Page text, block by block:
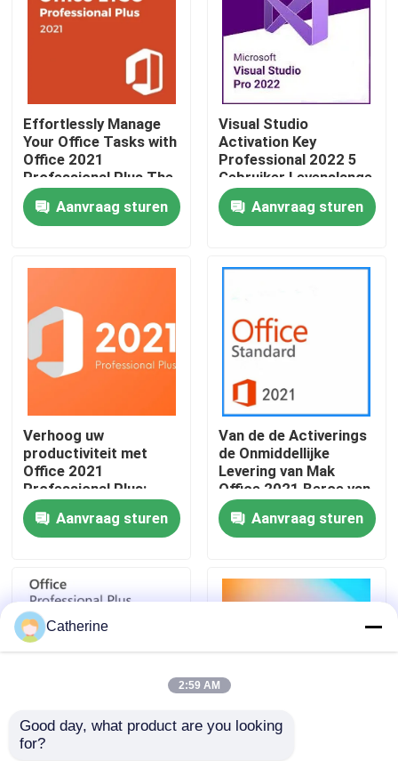
Video's
Over ons
Kwaliteitscontrole
Neem contact met ons op
Nieuws
Vraag een offerte
Office 2024 Key kopen
bureau 2021 beroeps plus
Effortlessly Manage
Your Office Tasks with
Office 2021
Professional Plus The
Essential Software
PackageAanvraag sturen
Visual Studio
Activation Key
Professional 2022 5
Gebruiker Levenslange
Licentie Sleutel
Aanvraag sturen
Verhoog uw
productiviteit met
Office 2021
Professional Plus:
Verbeterde tools voor
5 apparaten
Aanvraag sturen
Van de de Activerings
de Onmiddellijke
Levering van Mak
Office 2021 Beroe van
Ltsc Online plus
SleutelAanvraag sturen
Win10 Hs Office 365
Catherine
2:59 AM
Good day, what product are you looking
for?